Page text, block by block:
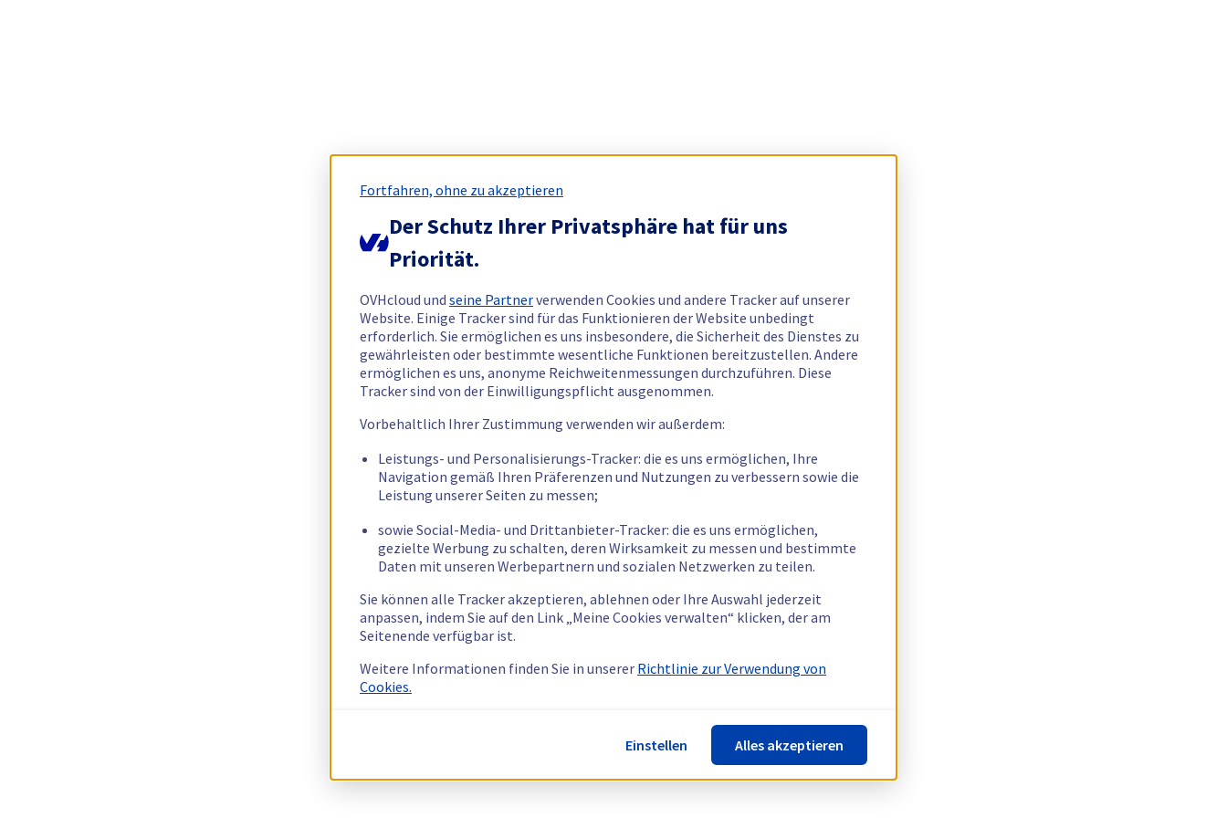
Fortfahren, ohne zu akzeptieren
Der Schutz Ihrer Privatsphäre hat für uns
Priorität.
OVHcloud und seine Partnerverwenden Cookies und andere Tracker auf unserer
Website. Einige Tracker sind für das Funktionieren der Website unbedingt
erforderlich. Sie ermöglichen es uns insbesondere, die Sicherheit des Dienstes zu
gewährleisten oder bestimmte wesentliche Funktionen bereitzustellen. Andere
ermöglichen es uns, anonyme Reichweitenmessungen durchzuführen. Diese
Tracker sind von der Einwilligungspflicht ausgenommen.
Vorbehaltlich Ihrer Zustimmung verwenden wir außerdem:
Leistungs- und Personalisierungs-Tracker: die es uns ermöglichen, Ihre
Navigation gemäß Ihren Präferenzen und Nutzungen zu verbessern sowie die
Leistung unserer Seiten zu messen;
sowie Social-Media- und Drittanbieter-Tracker: die es uns ermöglichen,
gezielte Werbung zu schalten, deren Wirksamkeit zu messen und bestimmte
Daten mit unseren Werbepartnern und sozialen Netzwerken zu teilen.
Sie können alle Tracker akzeptieren, ablehnen oder Ihre Auswahl jederzeit
anpassen, indem Sie auf den Link „Meine Cookies verwalten“ klicken, der am
Seitenende verfügbar ist.
Weitere Informationen finden Sie in unserer Richtlinie zur Verwendung von
Cookies.
Einstellen Alles akzeptieren